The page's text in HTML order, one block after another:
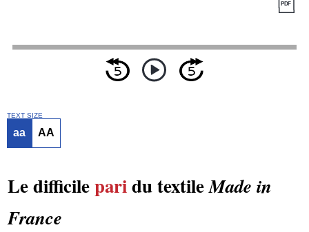
TEXT SIZE
aa AA
Le difficileparidu textileMade in
France